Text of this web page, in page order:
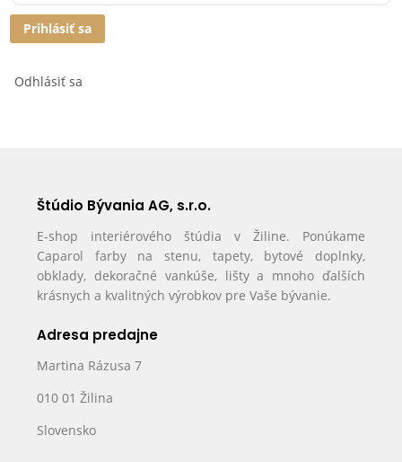
Prihlásiť sa
Odhlásiť sa
Štúdio Bývania AG, s.r.o.
E-shop interiérového štúdia v Žiline. Ponúkame
Caparol farby na stenu, tapety, bytové doplnky,
obklady, dekoračné vankúše, lišty a mnoho ďalších
krásnych a kvalitných výrobkov pre Vaše bývanie.
Adresa predajne
Martina Rázusa 7
010 01 Žilina
Slovensko